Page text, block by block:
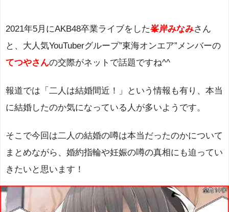
2021年5月にAKB48卒業ライブをした峯岸みなみさん
と、大人気YouTuberグループ”東海オンエア”メンバーの
てつやさんの交際がネットで話題ですね^^
報道では「二人は結婚間近！」という情報も有り、本当
に結婚したのか気になっている人が多いようです。
そこで今回は二人の結婚の噂は本当だったのかについて
まとめながら、婚約指輪や妊娠の噂の真相にも迫ってい
きたいと思います！